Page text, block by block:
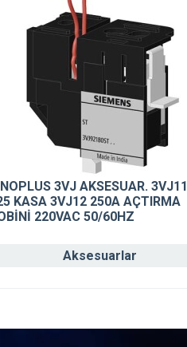
3VJ AKSESUAR. 3VJ11
KASA 3VJ12 250A AÇTIRMA
220VAC 50/60HZ
Aksesuarlar